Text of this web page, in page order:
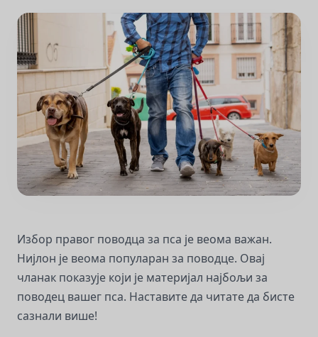
Избор правог поводца за пса је веома важан.
Нијлон је веома популаран за поводце. Овај
чланак показује који је материјал најбољи за
поводец вашег пса. Наставите да читате да бисте
сазнали више!